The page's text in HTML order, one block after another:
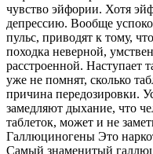
чувство эйфории. Хотя
депрессию. Вообще
пульс, приводят к тому,
походка неверной,
расстроенной. Наступает
уже не помнят, сколько
причина передозировки.
замедляют дыхание, что
таблеток, может и не
Галлюциногены Это
Самый знаменитый